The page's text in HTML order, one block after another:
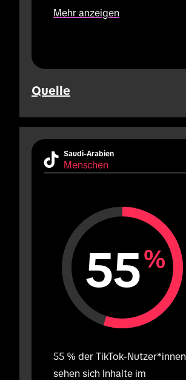
Mehr anzeigen
Quelle
Saudi-Arabien
Menschen
55%
55 % der TikTok-Nutzer*innen
sehen sich Inhalte im